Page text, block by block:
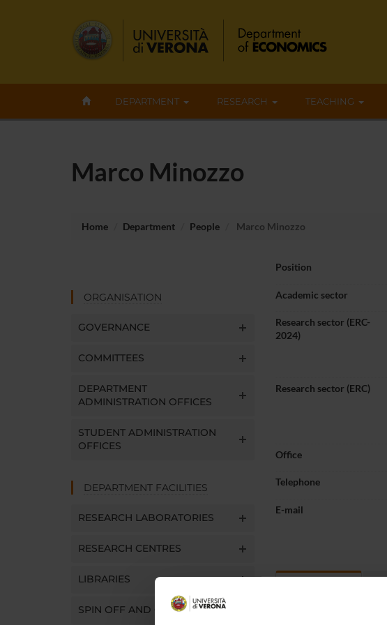
DEPARTMENT RESEARCH TEACHING
Marco Minozzo
Home Department People Marco Minozzo
ORGANISATION
GOVERNANCE
COMMITTEES
DEPARTMENT
ADMINISTRATION OFFICES
STUDENT ADMINISTRATION
OFFICES
DEPARTMENT FACILITIES
RESEARCH LABORATORIES
RESEARCH CENTRES
LIBRARIES
SPIN OFF AND COMPANIES
Position
Academic sector
Research sector (ERC-
2024)
Research sector (ERC)
Office
Telephone
E-mail